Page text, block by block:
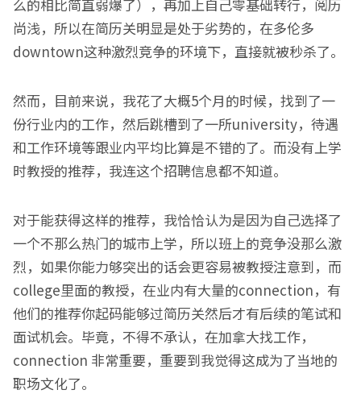
么的相比简直弱爆了），再加上自己零基础转行，阅历
尚浅，所以在简历关明显是处于劣势的，在多伦多
downtown这种激烈竞争的环境下，直接就被秒杀了。
然而，目前来说，我花了大概5个月的时候，找到了一
份行业内的工作，然后跳槽到了一所university，待遇
和工作环境等跟业内平均比算是不错的了。而没有上学
时教授的推荐，我连这个招聘信息都不知道。
对于能获得这样的推荐，我恰恰认为是因为自己选择了
一个不那么热门的城市上学，所以班上的竞争没那么激
烈，如果你能力够突出的话会更容易被教授注意到，而
college里面的教授，在业内有大量的connection，有
他们的推荐你起码能够过简历关然后才有后续的笔试和
面试机会。毕竟，不得不承认，在加拿大找工作，
connection 非常重要，重要到我觉得这成为了当地的
职场文化了。